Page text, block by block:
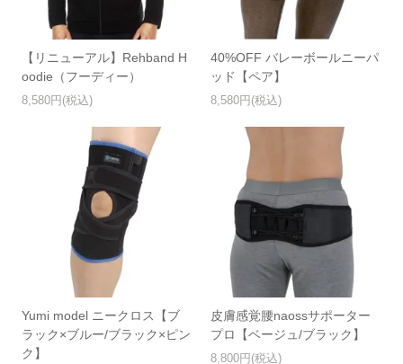
【リニューアル】Rehband H
oodie（フーディー）
8,580円(税込)
40%OFF バレーボールニーパ
ッド【ペア】
8,580円(税込)
Yumi model ニークロス【ブ
ラック×ブルー/ブラック×ピン
ク】
皮膚感覚腰naossサポーター
プロ【ベージュ/ブラック】
8,800円(税込)